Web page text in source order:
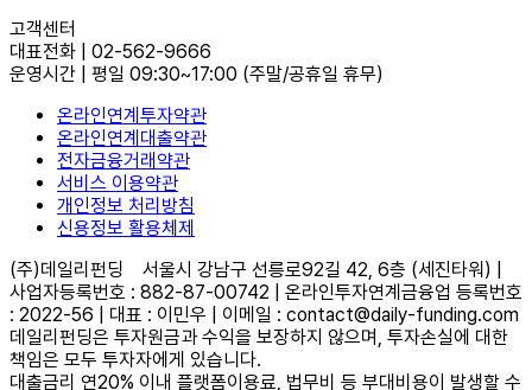
고객센터
대표전화
02-562-9666
운영시간
평일 09:30~17:00 (주말/공휴일 휴무)
온라인연계투자약관
온라인연계대출약관
전자금융거래약관
서비스 이용약관
개인정보 처리방침
신용정보 활용체제
(주)데일리펀딩
서울시 강남구 선릉로92길 42, 6층 (세진타워) |
사업자등록번호 : 882-87-00742 | 온라인투자연계금융업 등록번호
: 2022-56 | 대표 : 이민우 | 이메일 : contact@daily-funding.com
데일리펀딩은 투자원금과 수익을 보장하지 않으며, 투자손실에 대한
책임은 모두 투자자에게 있습니다.
대출금리 연20% 이내 플랫폼이용료, 법무비 등 부대비용이 발생할 수